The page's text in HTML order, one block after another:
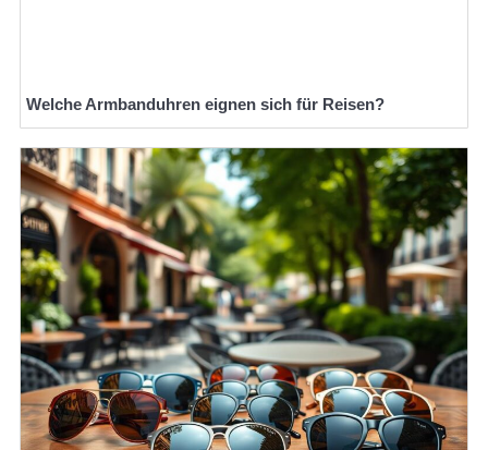
Welche Armbanduhren eignen sich für Reisen?